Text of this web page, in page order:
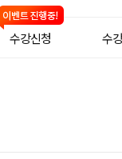
수강신청 수